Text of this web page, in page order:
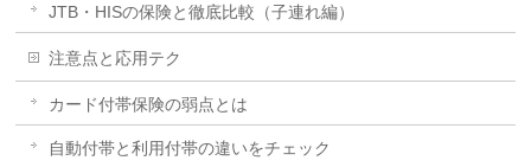
JTB・HISの保険と徹底比較（子連れ編）
注意点と応用テク
カード付帯保険の弱点とは
自動付帯と利用付帯の違いをチェック